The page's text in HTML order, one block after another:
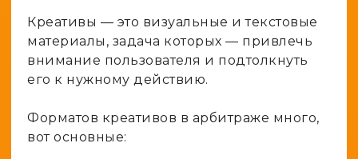
Креативы — это визуальные и текстовые
материалы, задача которых — привлечь
внимание пользователя и подтолкнуть
его к нужному действию.
Форматов креативов в арбитраже много,
вот основные: